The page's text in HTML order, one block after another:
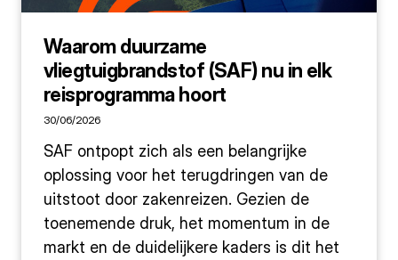
Waarom duurzame
vliegtuigbrandstof (SAF) nu in elk
reisprogramma hoort
30/06/2026
SAF ontpopt zich als een belangrijke
oplossing voor het terugdringen van de
uitstoot door zakenreizen. Gezien de
toenemende druk, het momentum in de
markt en de duidelijkere kaders is dit het